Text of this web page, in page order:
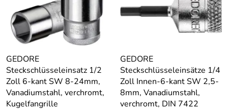
GEDORE
Steckschlüsseleinsatz 1/2
Zoll 6-kant SW 8-24mm,
Vanadiumstahl, verchromt,
Kugelfangrille
GEDORE
Steckschlüsseleinsätze 1/4
Zoll Innen-6-kant SW 2,5-
8mm, Vanadiumstahl,
verchromt, DIN 7422